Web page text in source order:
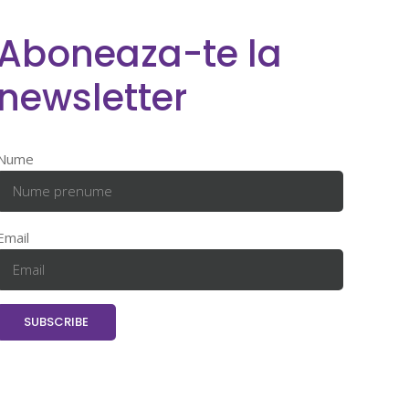
te la